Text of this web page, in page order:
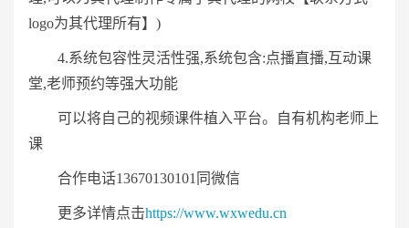
logo为其代理所有】)
4.系统包容性灵活性强,系统包含:点播直播,互动课
堂,老师预约等强大功能
可以将自己的视频课件植入平台。自有机构老师上
课
合作电话13670130101同微信
更多详情点击https://www.wxwedu.cn